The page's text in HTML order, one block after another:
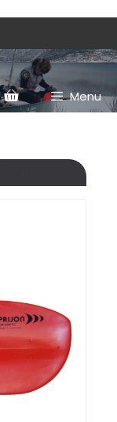
Menu